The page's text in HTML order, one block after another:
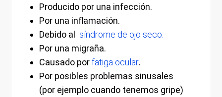
Producido por una infección.
Por una inflamación.
Debido al síndrome de ojo seco.
Por una migraña.
Causado porfatiga ocular.
Por posibles problemas sinusales
(por ejemplo cuando tenemos gripe)